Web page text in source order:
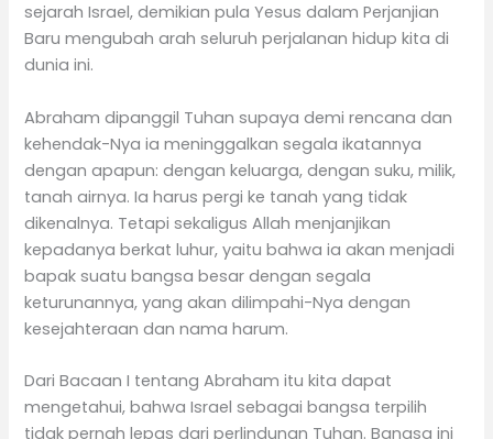
sejarah Israel, demikian pula Yesus dalam Perjanjian
Baru mengubah arah seluruh perjalanan hidup kita di
dunia ini.
Abraham dipanggil Tuhan supaya demi rencana dan
kehendak-Nya ia meninggalkan segala ikatannya
dengan apapun: dengan keluarga, dengan suku, milik,
tanah airnya. Ia harus pergi ke tanah yang tidak
dikenalnya. Tetapi sekaligus Allah menjanjikan
kepadanya berkat luhur, yaitu bahwa ia akan menjadi
bapak suatu bangsa besar dengan segala
keturunannya, yang akan dilimpahi-Nya dengan
kesejahteraan dan nama harum.
Dari Bacaan I tentang Abraham itu kita dapat
mengetahui, bahwa Israel sebagai bangsa terpilih
tidak pernah lepas dari perlindungn Tuhan. Bangsa ini